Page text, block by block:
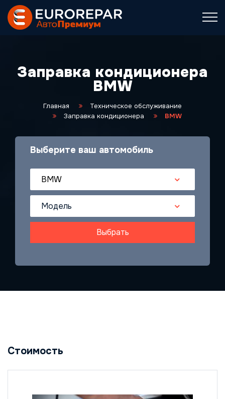
Заправка кондиционера
BMW
Главная
Техническое обслуживание
Заправка кондиционера
BMW
Выберите ваш автомобиль
BMW
Модель
Выбрать
Стоимость